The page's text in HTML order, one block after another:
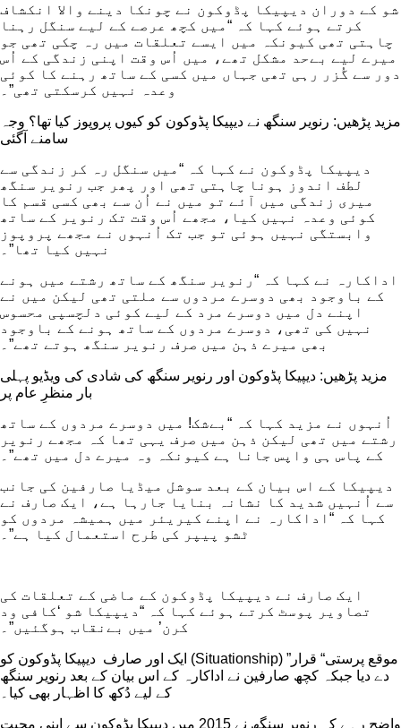
شو کے دوران دیپیکا پڈوکون نے چونکا دینے والا انکشاف
کرتے ہوئے کہا کہ “میں کچھ عرصے کے لیے سنگل رہنا
چاہتی تھی کیونکہ میں ایسے تعلقات میں رہ چکی تھی جو
میرے لیے بےحد مشکل تھے، میں اُس وقت اپنی زندگی کے اُس
دور سے گُزر رہی تھی جہاں میں کسی کے ساتھ رہنے کا کوئی
وعدہ نہیں کرسکتی تھی”۔
مزید پڑھیں: رنویر سنگھ نے دیپیکا پڈوکون کو کیوں پروپوز کیا تھا؟ وجہ
سامنے آگئی
دیپیکا پڈوکون نے کہا کہ “میں سنگل رہ کر زندگی سے
لطف اندوز ہونا چاہتی تھی اور پھر جب رنویر سنگھ
میری زندگی میں آئے تو میں نے اُن سے بھی کسی قسم کا
کوئی وعدہ نہیں کیا، مجھے اُس وقت تک رنویر کے ساتھ
وابستگی نہیں ہوئی تو جب تک اُنہوں نے مجھے پروپوز
نہیں کیا تھا”۔
اداکارہ نے کہا کہ “رنویر سنگھ کے ساتھ رشتے میں ہونے
کے باوجود بھی دوسرے مردوں سے ملتی تھی لیکن میں نے
اپنے دل میں دوسرے مرد کے لیے کوئی دلچسپی محسوس
نہیں کی تھی، دوسرے مردوں کے ساتھ ہونے کے باوجود
بھی میرے ذہن میں صرف رنویر سنگھ ہوتے تھے”۔
مزید پڑھیں: دیپیکا پڈوکون اور رنویر سنگھ کی شادی کی ویڈیو پہلی
بار منظرِ عام پر
اُنہوں نے مزید کہا کہ “بےشک! میں دوسرے مردوں کے ساتھ
رشتے میں تھی لیکن ذہن میں صرف یہی تھا کہ مجھے رنویر
کے پاس ہی واپس جانا ہے کیونکہ وہ میرے دل میں تھے”۔
دیپیکا کے اس بیان کے بعد سوشل میڈیا صارفین کی جانب
سے اُنہیں شدید کا نشانہ بنایا جارہا ہے، ایک صارف نے
کہا کہ “اداکارہ نے اپنے کیریئر میں ہمیشہ مردوں کو
ٹشو پیپر کی طرح استعمال کیا ہے”۔
ایک صارف نے دیپیکا پڈوکون کے ماضی کے تعلقات کی
تصاویر پوسٹ کرتے ہوئے کہا کہ “دیپیکا شو ‘کافی ود
کرن’ میں بےنقاب ہوگئیں”۔
ایک اور صارف دیپیکا پڈوکون کو (Situationship) ”موقع پرستی“ قرار
دے دیا جبکہ کچھ صارفین نے اداکارہ کے اس بیان کے بعد رنویر سنگھ
کے لیے دُکھ کا اظہار بھی کیا۔
واضح رہے کہ رنویر سنگھ نے 2015 میں دیپیکا پڈوکون سے اپنی محبت